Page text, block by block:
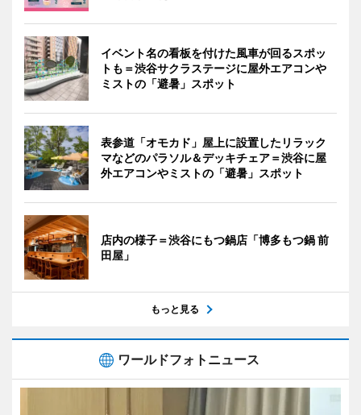
イベント名の看板を付けた風車が回るスポッ
トも＝渋谷サクラステージに屋外エアコンや
ミストの「避暑」スポット
表参道「オモカド」屋上に設置したリラック
マなどのパラソル＆デッキチェア＝渋谷に屋
外エアコンやミストの「避暑」スポット
店内の様子＝渋谷にもつ鍋店「博多もつ鍋 前
田屋」
もっと見る
ワールドフォトニュース